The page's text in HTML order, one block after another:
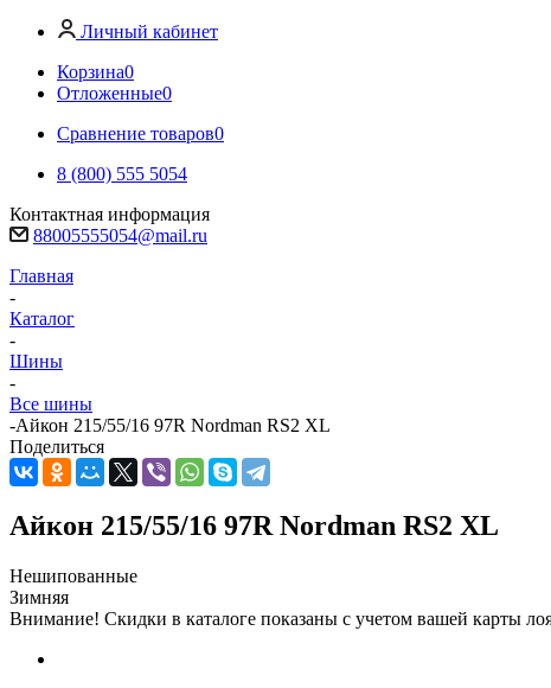
Личный кабинет
Корзина0
Отложенные0
Сравнение товаров0
8 (800) 555 5054
Контактная информация
88005555054@mail.ru
Главная
-
Каталог
-
Шины
-
Все шины
-Айкон 215/55/16 97R Nordman RS2 XL
Поделиться
Айкон 215/55/16 97R Nordman RS2 XL
Нешипованные
Зимняя
Внимание! Скидки в каталоге показаны с учетом вашей карты